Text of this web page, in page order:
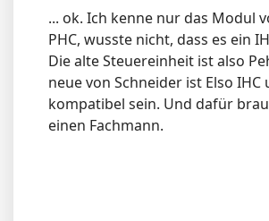
... ok. Ich kenne nur das Modul
PHC, wusste nicht, dass es ein
Die alte Steuereinheit ist also
neue von Schneider ist Elso IHC
kompatibel sein. Und dafür
einen Fachmann.